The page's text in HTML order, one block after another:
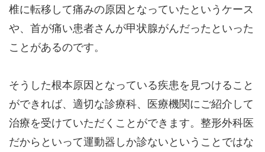
椎に転移して痛みの原因となっていたというケース
や、首が痛い患者さんが甲状腺がんだったといった
ことがあるのです。
そうした根本原因となっている疾患を見つけること
ができれば、適切な診療科、医療機関にご紹介して
治療を受けていただくことができます。整形外科医
だからといって運動器しか診ないということではな